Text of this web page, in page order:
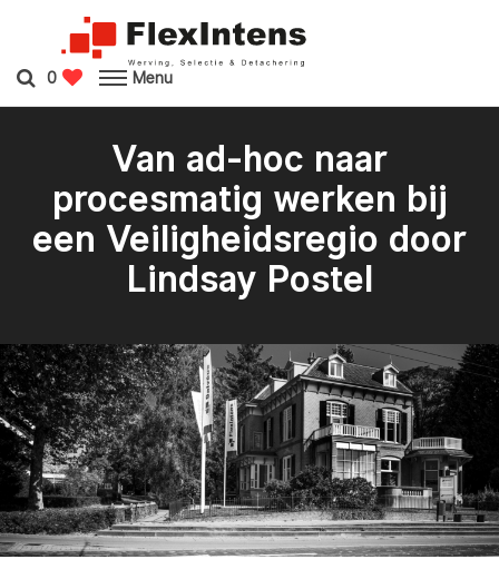
0 Menu
Van ad-hoc naar
procesmatig werken bij
een Veiligheidsregio door
Lindsay Postel